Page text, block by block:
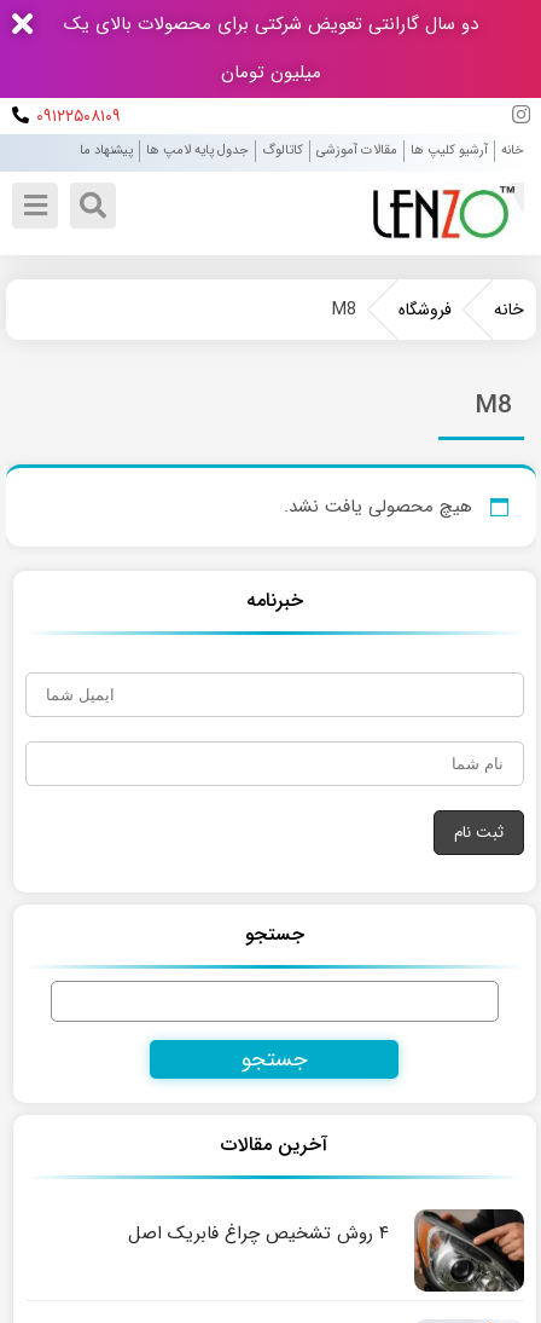
دو سال گارانتی تعویض شرکتی برای محصولات بالای یک
میلیون تومان
۰۹۱۲۲۵۰۸۱۰۹
خانه آرشیو کلیپ ها مقالات آموزشی کاتالوگ جدول پایه لامپ ها پیشنهاد ما
خانه فروشگاه M8
M8
هیچ محصولی یافت نشد.
خبرنامه
جستجو
جستجو
آخرین مقالات
۴ روش تشخیص چراغ فابریک اصل